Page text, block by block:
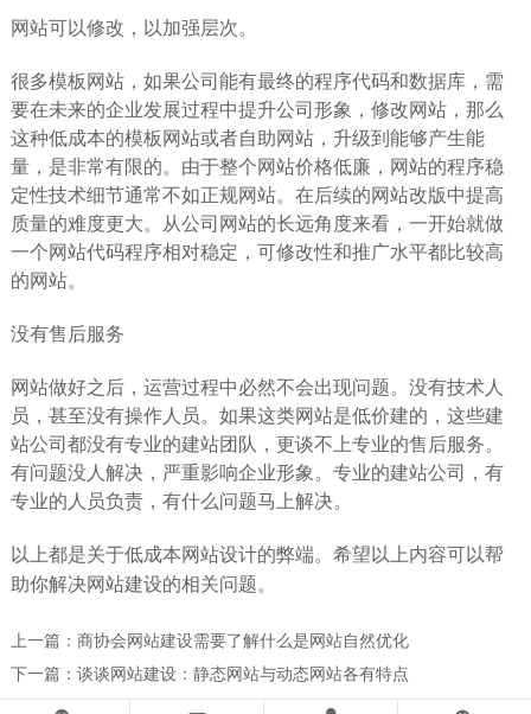
网站可以修改，以加强层次。
很多模板网站，如果公司能有最终的程序代码和数据库，需
要在未来的企业发展过程中提升公司形象，修改网站，那么
这种低成本的模板网站或者自助网站，升级到能够产生能
量，是非常有限的。由于整个网站价格低廉，网站的程序稳
定性技术细节通常不如正规网站。在后续的网站改版中提高
质量的难度更大。从公司网站的长远角度来看，一开始就做
一个网站代码程序相对稳定，可修改性和推广水平都比较高
的网站。
没有售后服务
网站做好之后，运营过程中必然不会出现问题。没有技术人
员，甚至没有操作人员。如果这类网站是低价建的，这些建
站公司都没有专业的建站团队，更谈不上专业的售后服务。
有问题没人解决，严重影响企业形象。专业的建站公司，有
专业的人员负责，有什么问题马上解决。
以上都是关于低成本网站设计的弊端。希望以上内容可以帮
助你解决网站建设的相关问题。
上一篇： 商协会网站建设需要了解什么是网站自然优化
下一篇： 谈谈网站建设：静态网站与动态网站各有特点